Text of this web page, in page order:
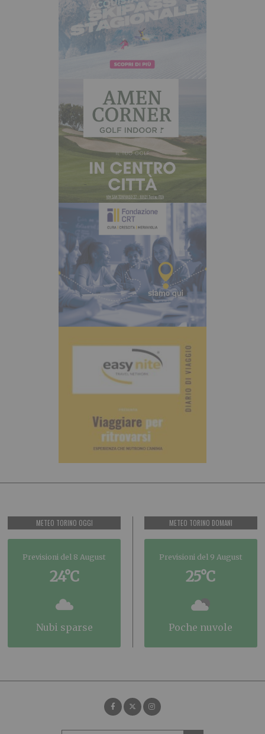
METEO TORINO OGGI
Previsioni del 8 August
24°C
nubi sparse
METEO TORINO DOMANI
Previsioni del 9 August
25°C
poche nuvole